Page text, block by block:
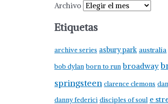
Archivo
Etiquetas
archive series asbury park australia
bob dylan born to run broadway
springsteen clarence clemons
danny federici disciples of soul e